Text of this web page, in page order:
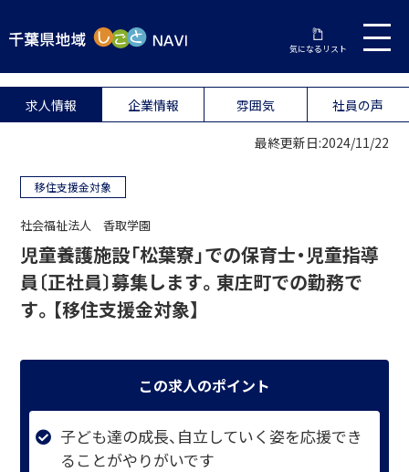
気になるリスト
求人情報 企業情報 雰囲気 社員の声
最終更新日:2024/11/22
移住支援金対象
社会福祉法人 香取学園
児童養護施設「松葉寮」での保育士・児童指導
員〔正社員〕募集します。東庄町での勤務で
す。【移住支援金対象】
この求人のポイント
子ども達の成長、自立していく姿を応援でき
ることがやりがいです